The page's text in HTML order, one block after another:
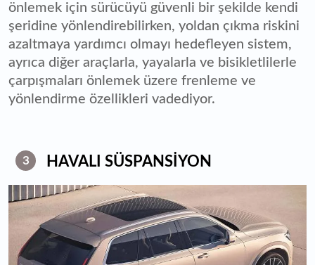
önlemek için sürücüyü güvenli bir şekilde kendi
şeridine yönlendirebilirken, yoldan çıkma riskini
azaltmaya yardımcı olmayı hedefleyen sistem,
ayrıca diğer araçlarla, yayalarla ve bisikletlilerle
çarpışmaları önlemek üzere frenleme ve
yönlendirme özellikleri vadediyor.
3 HAVALI SÜSPANSİYON